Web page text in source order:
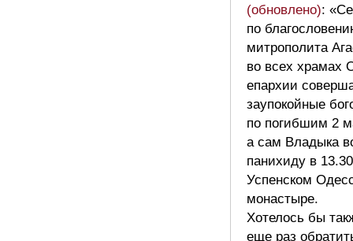
(обновлено):
по
митрополита
во всех храмах
епархии
заупокойные
по погибшим 2
а сам Владыка
панихиду в
Успенском
монастыре.
Хотелось бы
еще раз